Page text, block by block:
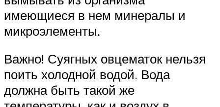
имеющиеся в нем минералы и
микроэлементы.
Важно! Суягных овцематок нельзя
поить холодной водой. Вода
должна быть такой же